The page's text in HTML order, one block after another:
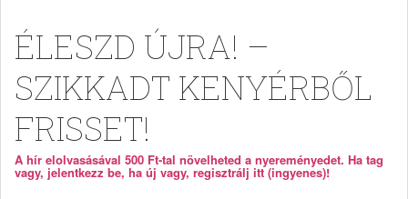
ÉLESZD ÚJRA! –
SZIKKADT KENYÉRBŐL
FRISSET!
A hír elolvasásával 500 Ft-tal növelheted a nyereményedet. Ha tag
vagy, jelentkezz be, ha új vagy, regisztrálj itt (ingyenes)!